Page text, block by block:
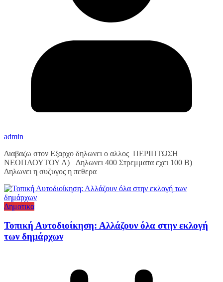
admin
Διαβαζω στον Εξαρχο δηλωνει ο αλλος ΠΕΡΙΠΤΩΣΗ
ΝΕΟΠΛΟΥΤΟΥ Α) Δηλωνει 400 Στρεμματα εχει 100 Β)
Δηλωνει η συζυγος η πεθερα
Δημοτικα
Τοπική Αυτοδιοίκηση: Αλλάζουν όλα στην εκλογή
των δημάρχων